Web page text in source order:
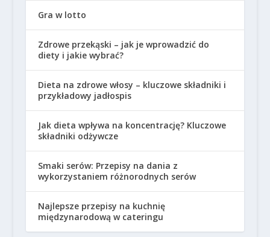
Gra w lotto
Zdrowe przekąski – jak je wprowadzić do
diety i jakie wybrać?
Dieta na zdrowe włosy – kluczowe składniki i
przykładowy jadłospis
Jak dieta wpływa na koncentrację? Kluczowe
składniki odżywcze
Smaki serów: Przepisy na dania z
wykorzystaniem różnorodnych serów
Najlepsze przepisy na kuchnię
międzynarodową w cateringu